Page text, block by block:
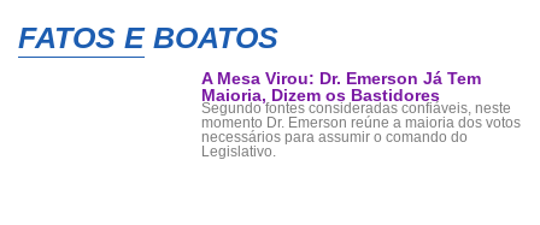
FATOS E BOATOS
A Mesa Virou: Dr. Emerson Já Tem
Maioria, Dizem os Bastidores
Segundo fontes consideradas confiáveis, neste
momento Dr. Emerson reúne a maioria dos votos
necessários para assumir o comando do
Legislativo.